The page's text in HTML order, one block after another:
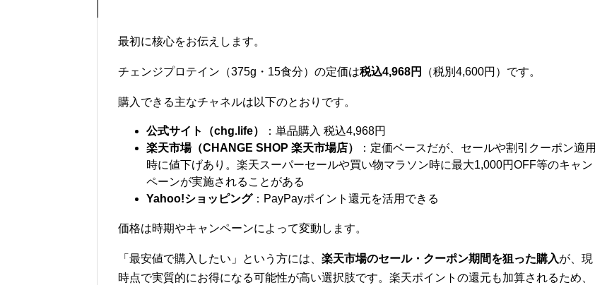
最初に核心をお伝えします。
チェンジプロテイン（375g・15食分）の定価は税込4,968円 （税別4,600円）です。
購入できる主なチャネルは以下のとおりです。
公式サイト（chg.life）
：単品購入 税込4,968円
楽天市場（CHANGE SHOP 楽天市場店）
：定価ベースだが、セールや割引クーポン適用
時に値下げあり。楽天スーパーセールや買い物マラソン時に最大1,000円OFF等のキャン
ペーンが実施されることがある
Yahoo!ショッピング：PayPayポイント還元を活用できる
価格は時期やキャンペーンによって変動します。
「最安値で購入したい」という方には、 楽天市場のセール・クーポン期間を狙った購入が、現
時点で実質的にお得になる可能性が高い選択肢です。楽天ポイントの還元も加算されるため、